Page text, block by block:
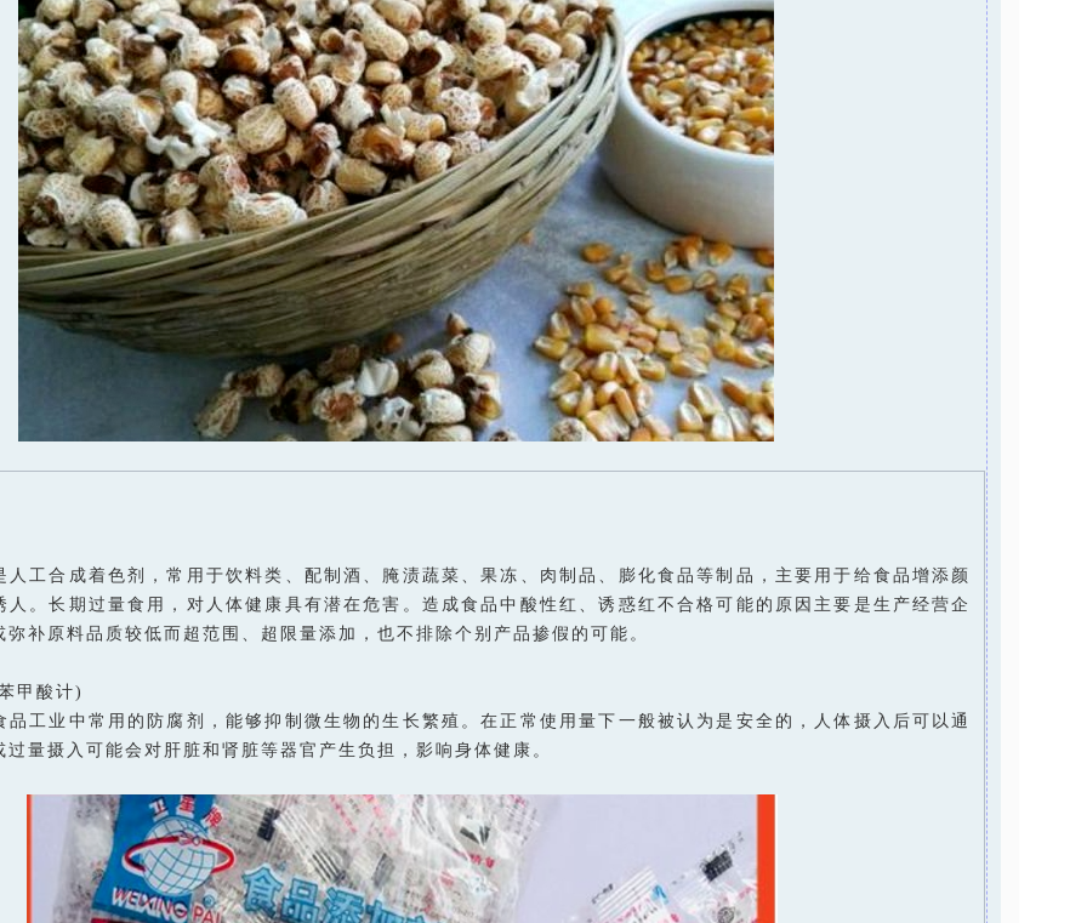
人工合成着色剂，常用于饮料类、配制酒、腌渍蔬菜、果冻、肉制品、膨化食品等制品，主要用于给食品增添颜
人。长期过量食用，对人体健康具有潜在危害。造成食品中酸性红、诱惑红不合格可能的原因主要是生产经营企
补原料品质较低而超范围、超限量添加，也不排除个别产品掺假的可能。
甲酸计)
品工业中常用的防腐剂，能够抑制微生物的生长繁殖。在正常使用量下一般被认为是安全的，人体摄入后可以通
量摄入可能会对肝脏和肾脏等器官产生负担，影响身体健康。